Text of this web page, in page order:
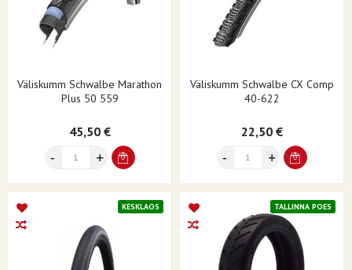
Väliskumm Schwalbe Marathon
Plus 50 559
45,50 €
Väliskumm Schwalbe CX Comp
40-622
22,50 €
KESKLAOS TALLINNA POES